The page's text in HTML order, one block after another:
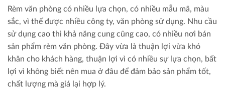
Rèm văn phòng có nhiều lựa chọn, có nhiều mẫu mã, màu
sắc, vì thế được nhiều công ty, văn phòng sử dụng. Nhu cầu
sử dụng cao thì khả năng cung cũng cao, có nhiều nơi bán
sản phẩm rèm văn phòng. Đây vừa là thuận lợi vừa khó
khăn cho khách hàng, thuận lợi vì có nhiều sự lựa chọn, bất
lợi vì không biết nên mua ở đâu để đảm bảo sản phẩm tốt,
chất lượng mà giá lại hợp lý.